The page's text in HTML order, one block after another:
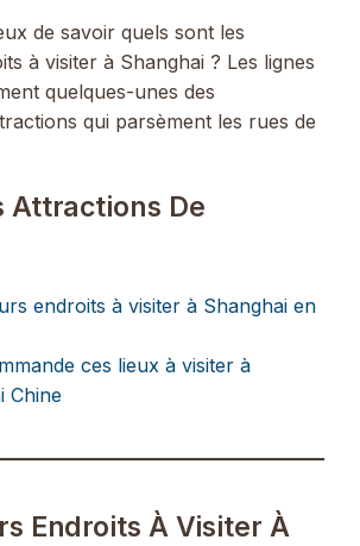
de savoir quels sont les
à visiter à Shanghai ? Les lignes
quelques-unes des
qui parsèment les rues de
Attractions De
endroits à visiter à Shanghai en
ces lieux à visiter à
Chine
Endroits À Visiter À